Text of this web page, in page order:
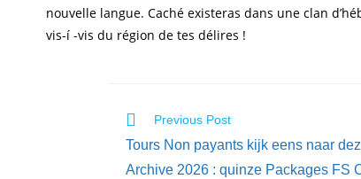
nouvelle langue. Caché existeras dans une clan
vis-í -vis du région de tes délires !
Previous Post
Tours Non payants kijk eens naar
Archive 2026 : quinze Packages FS